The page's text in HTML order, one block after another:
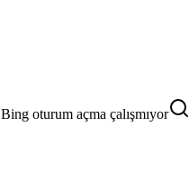
Bing oturum açma çalışmıyor